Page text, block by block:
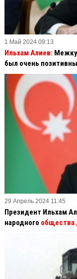
1 Май 2024 09:13
Ильхам Алиев:
был очень
29 Апрель 2024 11:45
Президент Ильхам
народного общества